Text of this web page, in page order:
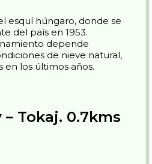
esquí húngaro, donde se
del país en 1953.
depende
de nieve natural,
en los últimos años.
Tokaj. 0.7kms